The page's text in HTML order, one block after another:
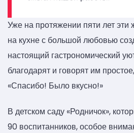
Уже на протяжении пяти лет
на кухне с большой любовью
настоящий гастрономический
благодарят и говорят им
«Спасибо! Было вкусно!»
В детском саду «Родничок»,
90 воспитанников, особое